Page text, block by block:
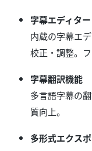
字幕エディター
内蔵の字幕エ
校正・調整。
字幕翻訳機能
多言語字幕の
質向上。
多形式エクス